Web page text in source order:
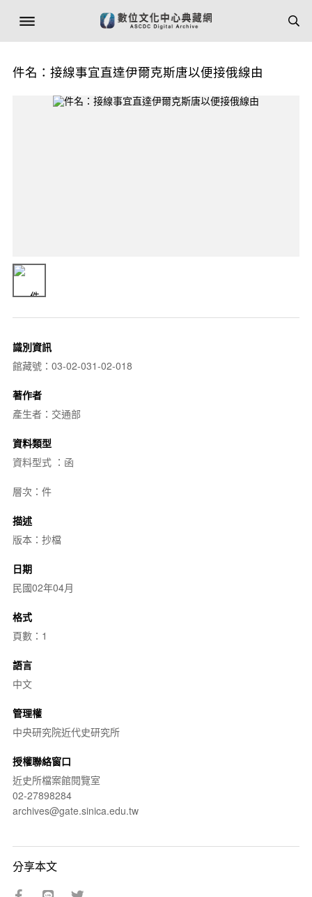
件名：接線事宜直達伊爾克斯唐以便接俄線由
識別資訊
館藏號：03-02-031-02-018
著作者
產生者：交通部
資料類型
資料型式 ：函
層次：件
描述
版本：抄檔
日期
民國02年04月
格式
頁數：1
語言
中文
管理權
中央研究院近代史研究所
授權聯絡窗口
近史所檔案館閱覽室
02-27898284
archives@gate.sinica.edu.tw
分享本文